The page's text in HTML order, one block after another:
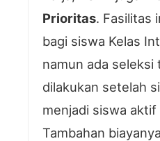
Prioritas. Fasilitas
bagi siswa Kelas
namun ada seleksi
dilakukan setelah
menjadi siswa aktif
Tambahan